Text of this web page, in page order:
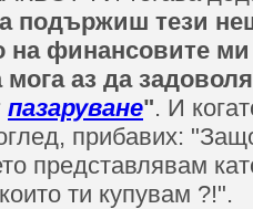
подържиш тези
на финансовите
аз да
пазаруване". И
прибавих:
представлявам
ти купувам ?!".